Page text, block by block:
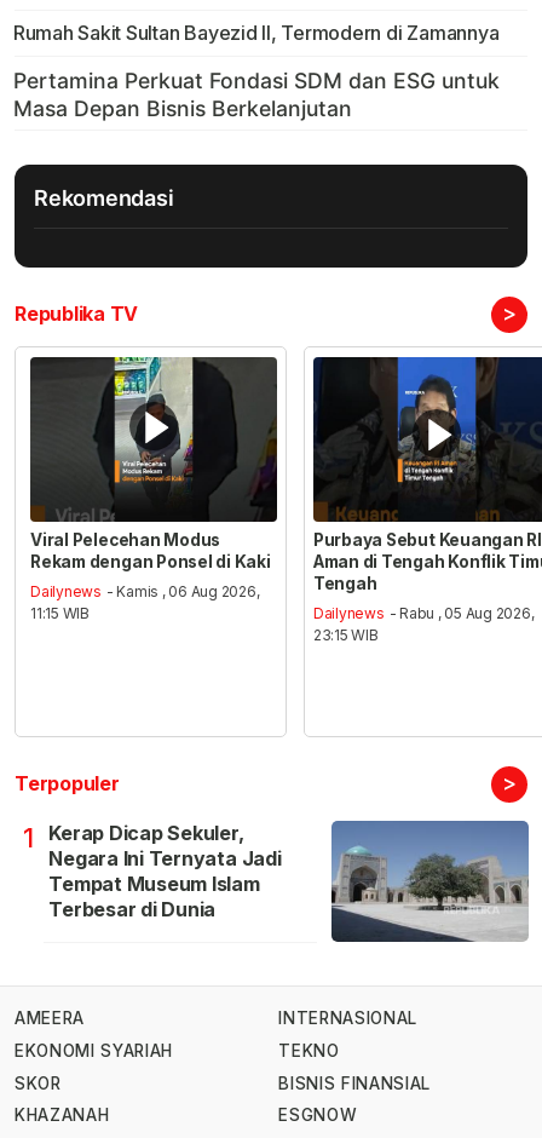
Rumah Sakit Sultan Bayezid II, Termodern di Zamannya
Rekomendasi
Republika TV >
Viral Pelecehan Modus
Rekam dengan Ponsel di Kaki
Dailynews - Kamis , 06 Aug 2026,
11:15 WIB
Purbaya Sebut Keuangan RI
Aman di Tengah Konflik
Tengah
Dailynews - Rabu , 05 Aug 2026,
23:15 WIB
Terpopuler >
1
Kerap Dicap Sekuler,
Negara Ini Ternyata Jadi
Tempat Museum Islam
Terbesar di Dunia
AMEERA
EKONOMI SYARIAH
SKOR
KHAZANAH
INTERNASIONAL
TEKNO
BISNIS FINANSIAL
ESGNOW